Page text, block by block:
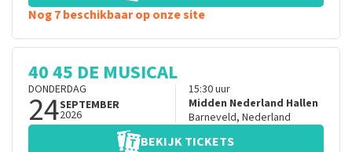
Nog 7 beschikbaar op onze site
40 45 DE MUSICAL
DONDERDAG
24SEPTEMBER
2026
15:30uur
Midden Nederland Hallen
Barneveld, Nederland
BEKIJK TICKETS